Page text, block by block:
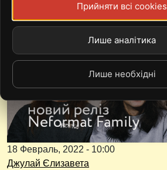
18 Февраль, 2022 - 10:00
Джулай Єлизавета
Прийняти всі cookies
Лише аналітика
Лише необхідні